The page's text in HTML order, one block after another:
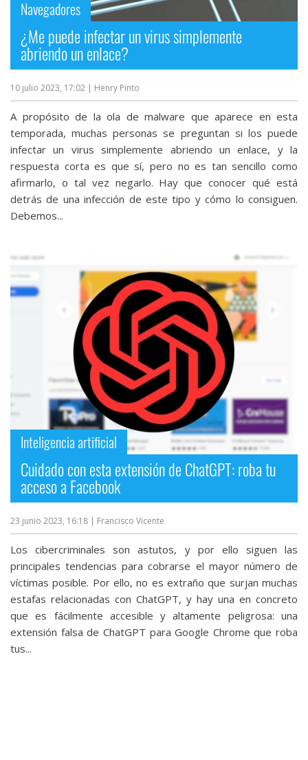
Navegadores
¿Me puede infectar un virus simplemente
abriendo un enlace?
10 julio 2023, 17:02 | Henry Pinto
A propósito de la ola de malware que aparece en esta
temporada, muchas personas se preguntan si los puede
infectar un virus simplemente abriendo un enlace, y la
respuesta corta es que sí, pero no es tan sencillo como
afirmarlo, o tal vez negarlo. Hay que conocer qué está
detrás de una infección de este tipo y cómo lo consiguen.
Debemos...
Inteligencia artificial
Cuidado con esta extensión de ChatGPT: roba tu
acceso a Facebook
23 junio 2023, 16:18 | Francisco Vicente
Los cibercriminales son astutos, y por ello siguen las
principales tendencias para cobrarse el mayor número de
víctimas posible. Por ello, no es extraño que surjan muchas
estafas relacionadas con ChatGPT, y hay una en concreto
que es fácilmente accesible y altamente peligrosa: una
extensión falsa de ChatGPT para Google Chrome que roba
tus...